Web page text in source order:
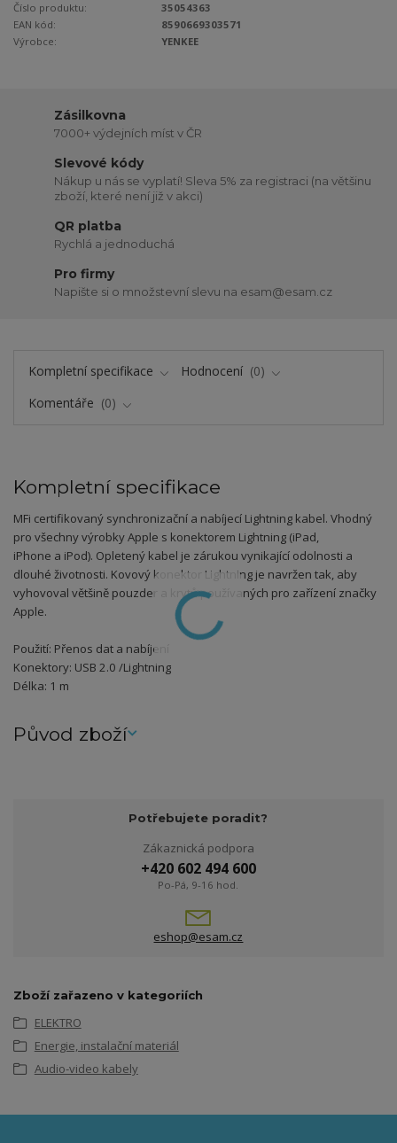
Číslo produktu:
35054363
EAN kód:
8590669303571
Výrobce:
YENKEE
Zásilkovna
7000+ výdejních míst v ČR
Slevové kódy
Nákup u nás se vyplatí! Sleva 5% za registraci (na většinu
zboží, které není již v akci)
QR platba
Rychlá a jednoduchá
Pro firmy
Napište si o množstevní slevu na esam@esam.cz
Kompletní specifikace Hodnocení
0
Komentáře
0
Kompletní specifikace
MFi certifikovaný synchronizační a nabíjecí Lightning kabel. Vhodný
pro všechny výrobky Apple s konektorem Lightning (iPad,
iPhone a iPod). Opletený kabel je zárukou vynikající odolnosti a
dlouhé životnosti. Kovový konektor Lightning je navržen tak, aby
vyhovoval většině pouzder a krytů používaných pro zařízení značky
Apple.
Použití: Přenos dat a nabíjení
Konektory: USB 2.0 /Lightning
Délka: 1 m
Původ zboží
Potřebujete poradit?
Zákaznická podpora
+420 602 494 600
Po-Pá, 9-16 hod.
eshop@esam.cz
Zboží zařazeno v kategoriích
ELEKTRO
Energie, instalační materiál
Audio-video kabely